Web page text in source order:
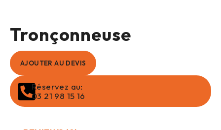
Tronçonneuse
AJOUTER AU DEVIS
Réservez au:
03 21 98 15 16